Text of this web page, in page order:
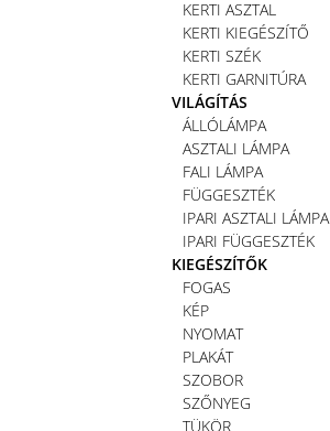
KERTI ASZTAL
KERTI KIEGÉSZÍTŐ
KERTI SZÉK
KERTI GARNITÚRA
VILÁGÍTÁS
ÁLLÓLÁMPA
ASZTALI LÁMPA
FALI LÁMPA
FÜGGESZTÉK
IPARI ASZTALI LÁMPA
IPARI FÜGGESZTÉK
KIEGÉSZÍTŐK
FOGAS
KÉP
NYOMAT
PLAKÁT
SZOBOR
SZŐNYEG
TÜKÖR